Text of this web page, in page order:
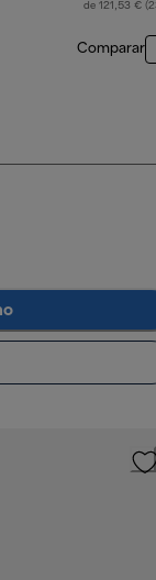
de 121,53 €
Comparar